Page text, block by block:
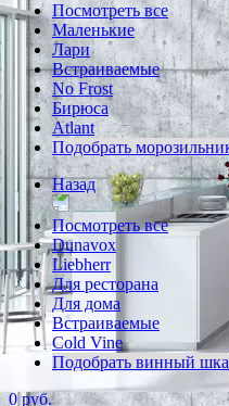
Посмотреть все
Маленькие
Лари
Встраиваемые
No Frost
Бирюса
Atlant
Подобрать
Назад
Посмотреть все
Dunavox
Liebherr
Для ресторана
Для дома
Встраиваемые
Cold Vine
Подобрать винный
0 руб.